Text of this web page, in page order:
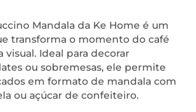
Mandala da Ke Home é um
transforma o momento do café
Ideal para decorar
ou sobremesas, ele permite
em formato de mandala com
ou açúcar de confeiteiro.